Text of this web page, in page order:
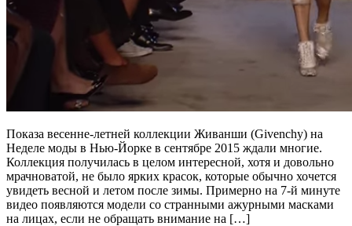
Показа весенне-летней коллекции Живанши (Givenchy) на
Неделе моды в Нью-Йорке в сентябре 2015 ждали многие.
Коллекция получилась в целом интересной, хотя и довольно
мрачноватой, не было ярких красок, которые обычно хочется
увидеть весной и летом после зимы. Примерно на 7-й минуте
видео появляются модели со странными ажурными масками
на лицах, если не обращать внимание на […]